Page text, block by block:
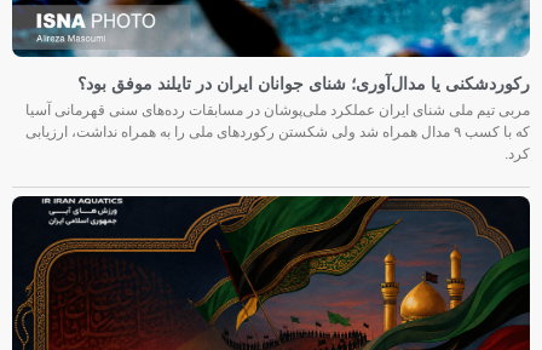
رکوردشکنی یا مدال‌آوری؛ شنای جوانان ایران در تایلند موفق بود؟
مربی تیم ملی شنای ایران عملکرد ملی‌پوشان در مسابقات رده‌های سنی قهرمانی آسیا
که با کسب ۹ مدال همراه شد ولی شکستن رکوردهای ملی را به همراه نداشت، ارزیابی
کرد.